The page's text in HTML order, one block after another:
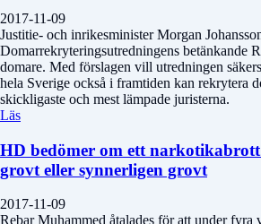
2017-11-09
Justitie- och inrikesminister Morgan
Domarrekryteringsutredningens betänkande
domare. Med förslagen vill utredningen
hela Sverige också i framtiden kan rekrytera
skickligaste och mest lämpade juristerna.
Läs
HD bedömer om ett narkotikabrott
grovt eller synnerligen grovt
2017-11-09
Rebar Muhammed åtalades för att under